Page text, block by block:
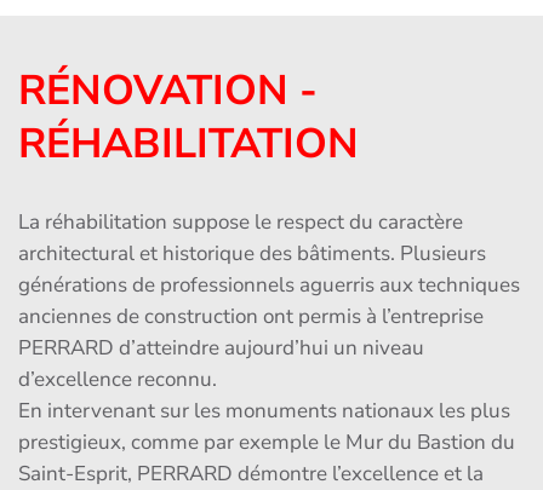
RÉNOVATION -
RÉHABILITATION
La réhabilitation suppose le respect du caractère
architectural et historique des bâtiments. Plusieurs
générations de professionnels aguerris aux techniques
anciennes de construction ont permis à l’entreprise
PERRARD d’atteindre aujourd’hui un niveau
d’excellence reconnu.
En intervenant sur les monuments nationaux les plus
prestigieux, comme par exemple le Mur du Bastion du
Saint-Esprit, PERRARD démontre l’excellence et la